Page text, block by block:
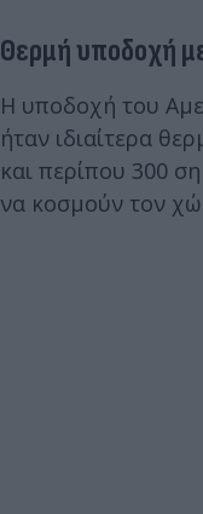
Θερμή υποδοχή
Η υποδοχή του
ήταν ιδιαίτερα
και περίπου 300
να κοσμούν τον